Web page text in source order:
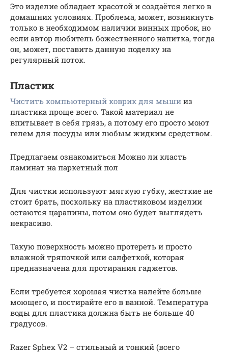
Это изделие обладает красотой и создаётся легко в
домашних условиях. Проблема, может, возникнуть
только в необходимом наличии винных пробок, но
если автор любитель божественного напитка, тогда
он, может, поставить данную поделку на
регулярный поток.
Пластик
Чистить компьютерный коврик для мыши из
пластика проще всего. Такой материал не
впитывает в себя грязь, а потому его просто моют
гелем для посуды или любым жидким средством.
Предлагаем ознакомиться Можно ли класть
ламинат на паркетный пол
Для чистки используют мягкую губку, жесткие не
стоит брать, поскольку на пластиковом изделии
остаются царапины, потом оно будет выглядеть
некрасиво.
Такую поверхность можно протереть и просто
влажной тряпочкой или салфеткой, которая
предназначена для протирания гаджетов.
Если требуется хорошая чистка налейте больше
моющего, и постирайте его в ванной. Температура
воды для пластика должна быть не больше 40
градусов.
Razer Sphex V2 – стильный и тонкий (всего